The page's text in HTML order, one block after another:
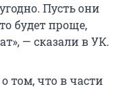
Пусть они
будет проще,
— сказали в УК.
о том, что в части